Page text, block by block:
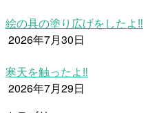
絵の具の塗り広げをしたよ‼
2026年7月30日
寒天を触ったよ‼
2026年7月29日